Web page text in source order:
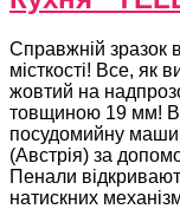
Справжній зразок
місткості! Все, як
жовтий на
товщиною 19 мм!
посудомийну
(Австрія) за
Пенали
натискних